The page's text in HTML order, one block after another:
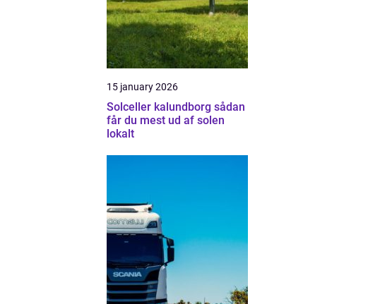
15 january 2026
Solceller kalundborg sådan
får du mest ud af solen
lokalt